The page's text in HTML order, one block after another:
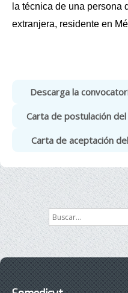
la técnica de una persona
extranjera, residente en
Descarga la
Carta de postulación
Carta de aceptación
Buscar...